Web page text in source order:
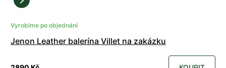
Vyrobíme po objednání
Jenon Leather balerína Villet na zakázku